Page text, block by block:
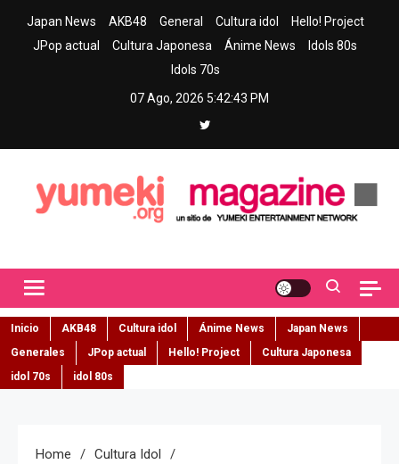
Japan News AKB48 General Cultura idol
Hello! Project
JPop actual
Cultura Japonesa Ánime News
Idols 80s
Idols 70s
07 Ago, 2026 5:42:44 PM
Inicio AKB48 Cultura idol Ánime News
Japan News
Generales
JPop actual Hello! Project
Cultura Japonesa
idol 70s
idol 80s
Home
Cultura Idol